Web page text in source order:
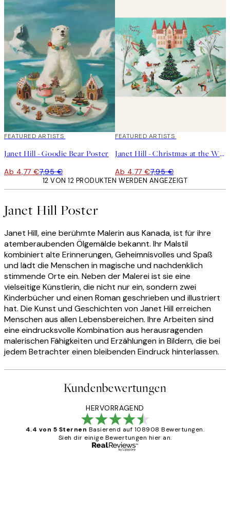
40%*
FEATURED ARTISTS
Janet Hill - Goodie Bear Poster
Ab 4,77 €7,95 €
40%*
FEATURED ARTISTS
Janet Hill - Christmas at the Winter Palace Poster
Ab 4,77 €7,95 €
12 VON 12 PRODUKTEN WERDEN ANGEZEIGT
Janet Hill Poster
Janet Hill, eine berühmte Malerin aus Kanada, ist für ihre
atemberaubenden Ölgemälde bekannt. Ihr Malstil
kombiniert alte Erinnerungen, Geheimnisvolles und Spaß
und lädt die Menschen in magische und nachdenklich
stimmende Orte ein. Neben der Malerei ist sie eine
vielseitige Künstlerin, die nicht nur ein, sondern zwei
Kinderbücher und einen Roman geschrieben und illustriert
hat. Die Kunst und Geschichten von Janet Hill erreichen
Menschen aus allen Lebensbereichen. Ihre Arbeiten sind
eine eindrucksvolle Kombination aus herausragenden
malerischen Fähigkeiten und Erzählungen in Bildern, die bei
jedem Betrachter einen bleibenden Eindruck hinterlassen.
Kundenbewertungen
HERVORRAGEND
4.4 von 5 Sternen Basierend auf 108908 Bewertungen.
Sieh dir einige Bewertungen hier an.